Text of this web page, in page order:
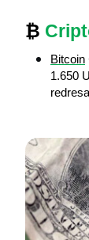
₿
Bitcoin
1.650